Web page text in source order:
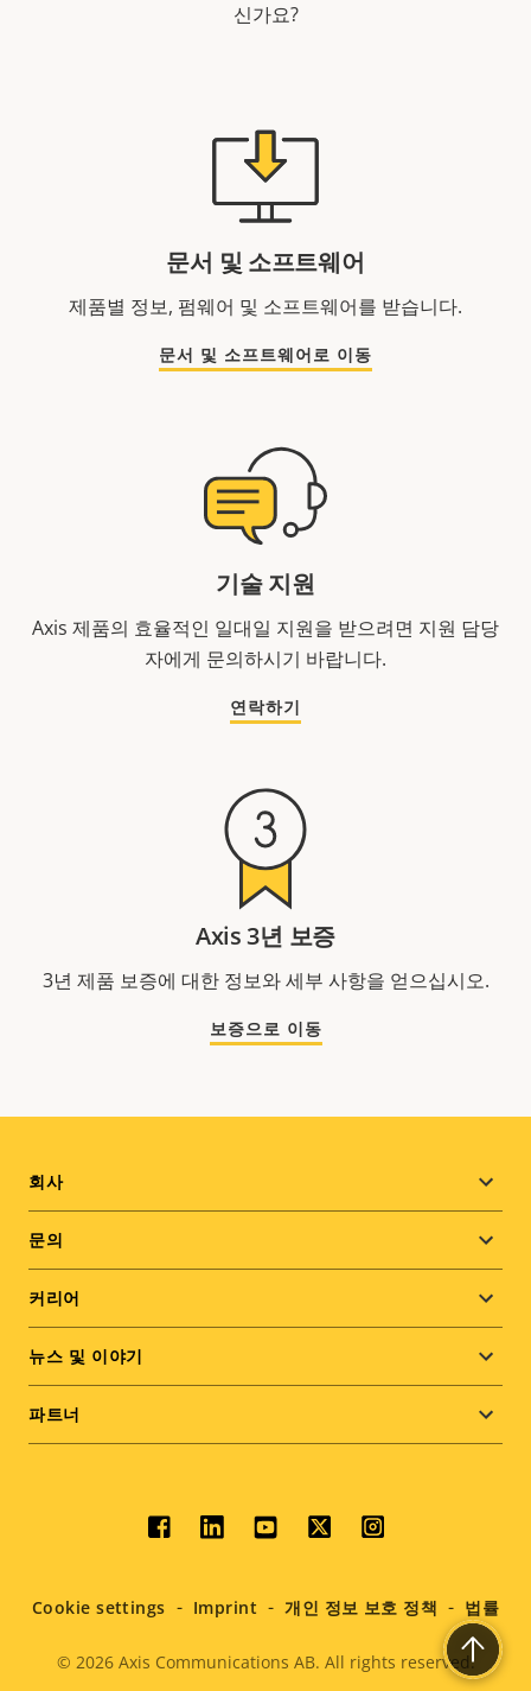
신가요?
문서 및 소프트웨어
제품별 정보, 펌웨어 및 소프트웨어를 받습니다.
문서 및 소프트웨어로 이동
기술 지원
Axis 제품의 효율적인 일대일 지원을 받으려면 지원 담당
자에게 문의하시기 바랍니다.
연락하기
Axis 3년 보증
3년 제품 보증에 대한 정보와 세부 사항을 얻으십시오.
보증으로 이동
Footer
menu
회사
문의
커리어
뉴스 및 이야기
파트너
Social
menu
© 2026Axis Communications AB. All rights reserved.
Cookie settings Imprint 개인 정보 보호 정책 법률